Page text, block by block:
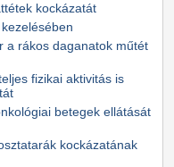
kockázatát
a rákos daganatok műtét
fizikai aktivitás is
betegek ellátását
kockázatának